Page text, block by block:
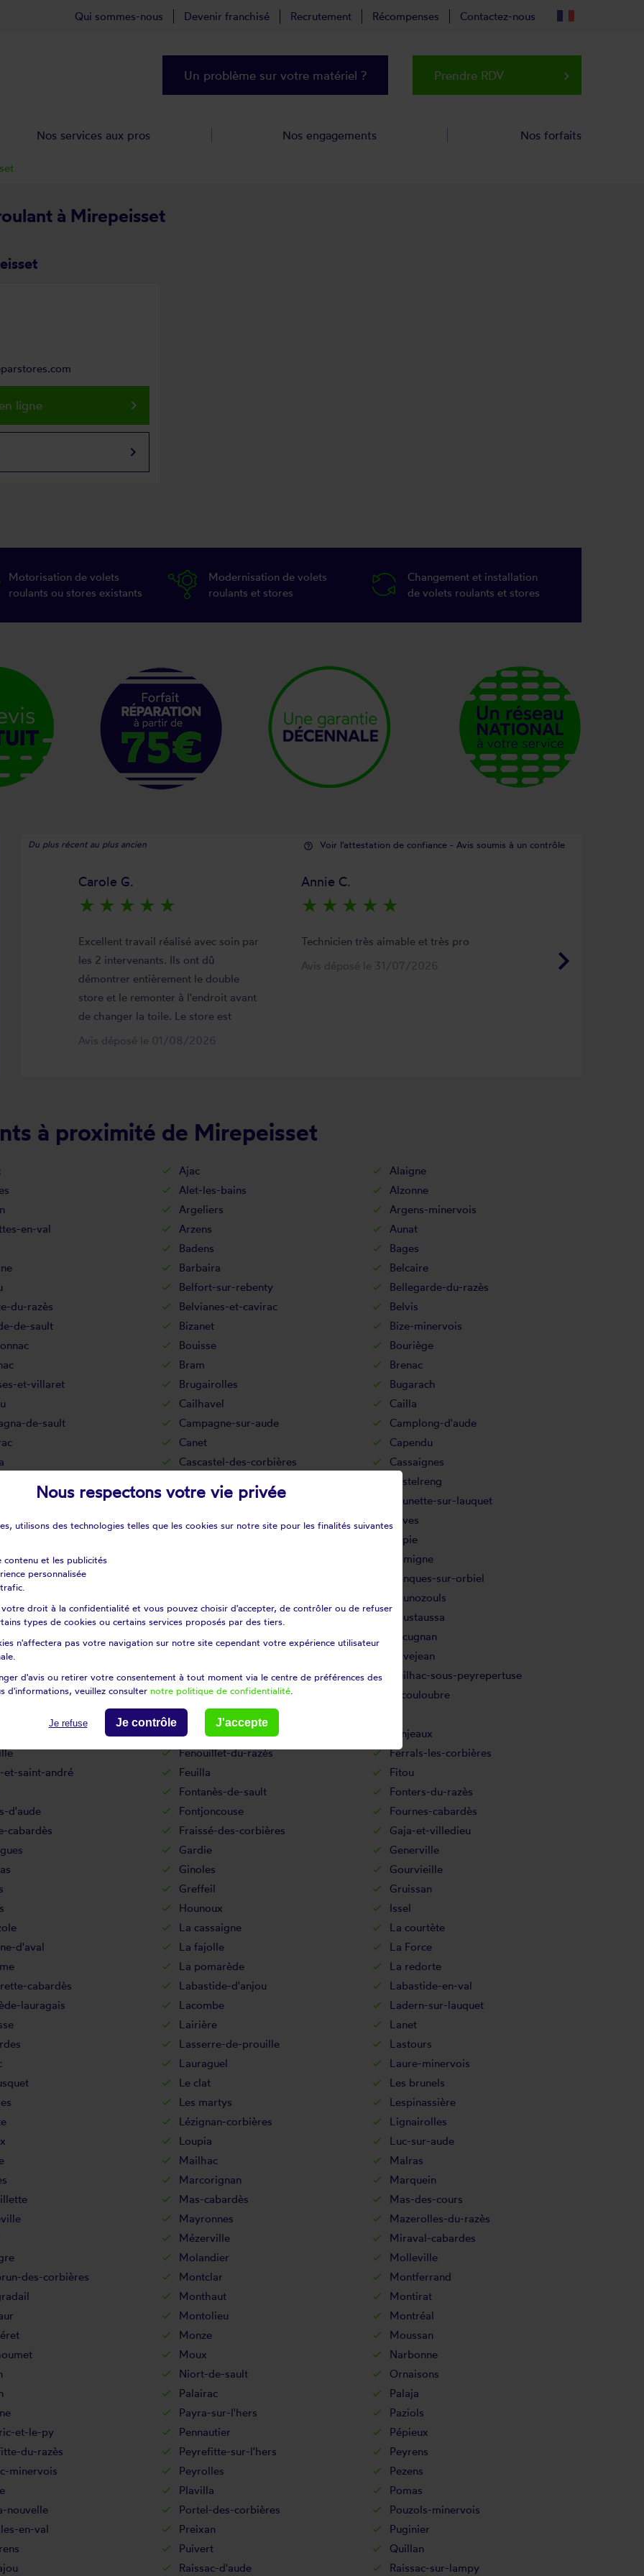
à Mirepeisset
ligne keyboard_arrow_right
keyboard_arrow_right
Motorisation de volets
roulants ou stores existants
Modernisation de volets
roulants et stores
Changement et installation
de volets roulants et stores
Du plus récent au plus ancien help_outline Voir l'attestation de confiance - Avis soumis à un contrôle
keyboard_arrow_right
Carole G.
star_rate star_rate star_rate star_rate star_rate
Excellent travail réalisé avec soin par
les 2 intervenants. Ils ont dû
démontrer entièrement le double
store et le remonter à l'endroit avant
de changer la toile. Le store est
maintenant comme neuf, parfaitement
Avis déposé le 01/08/2026
Annie C.
star_rate star_rate star_rate star_rate star_rate
Technicien très aimable et très pro
Avis déposé le 31/07/2026
à proximité de Mirepeisset
Ajac
Alaigne
Alet-les-bains
Alzonne
Argeliers
Argens-minervois
en-val Arzens
Aunat
Badens
Bages
Barbaira
Belcaire
Belfort-sur-rebenty
Bellegarde-du-razès
du-razès Belvianes-et-cavirac
Belvis
de-sault Bizanet
Bize-minervois
Bouisse
Bouriège
Bram
Brenac
et-villaret Brugairolles
Bugarach
Cailhavel
Cailla
de-sault Campagne-sur-aude
Camplong-d'aude
Canet
Capendu
Cascastel-des-corbières
Cassaignes
Castelreng
Caunes-minervois
Caunette-sur-lauquet
sauzens Cavanac
Caves
Cépie
Comigne
corbières
Conques-sur-orbiel
Counozouls
Courtauly
Coustaussa
Cubières-sur-cinoble
Cucugnan
Davejean
Douzens
Duilhac-sous-peyrepertuse
et-castelmaure Escales
Escouloubre
Espezel
Fajac-la-relenque
Fanjeaux
Fenouillet-du-razès
Ferrals-les-corbières
et-saint-andré Feuilla
Fitou
Fontanès-de-sault
Fonters-du-razès
d'aude Fontjoncouse
Fournes-cabardès
cabardès Fraissé-des-corbières
Gaja-et-villedieu
Gardie
Generville
Ginoles
Gourvieille
Greffeil
Gruissan
Hounoux
Issel
La cassaigne
La courtète
d'aval La fajolle
La Force
La pomarède
La redorte
cabardès Labastide-d'anjou
Labastide-en-val
lauragais Lacombe
Ladern-sur-lauquet
Lairière
Lanet
Lasserre-de-prouille
Lastours
Lauraguel
Laure-minervois
Le clat
Les brunels
Les martys
Lespinassière
Lézignan-corbières
Lignairolles
Loupia
Luc-sur-aude
Mailhac
Malras
Marcorignan
Marquein
Mas-cabardès
Mas-des-cours
Mayronnes
Mazerolles-du-razès
Mézerville
Miraval-cabardes
Molandier
Molleville
des-corbières Montclar
Montferrand
Monthaut
Montirat
Montolieu
Montréal
Monze
Moussan
Moux
Narbonne
Niort-de-sault
Ornaisons
Palairac
Palaja
Payra-sur-l'hers
Paziols
et-le-py Pennautier
Pépieux
du-razès Peyrefitte-sur-l'hers
Peyrens
minervois Peyrolles
Pezens
Plavilla
Pomas
nouvelle Portel-des-corbières
Pouzols-minervois
en-val Preixan
Puginier
Puivert
Quillan
Raissac-d'aude Raissac-sur-lampy
Qui sommes-nous Devenir franchisé Recrutement Récompenses Contactez-nous
Un problème sur votre matériel ? Prendre RDV keyboard_arrow_right
Nos services aux pros Nos engagements Nos forfaits
Nous respectons votre vie privée
utilisons des technologies telles que les cookies sur notre site pour les finalités suivantes
contenu et les publicités
personnalisée
votre droit à la confidentialité et vous pouvez choisir d'accepter, de contrôler ou de refuser
types de cookies ou certains services proposés par des tiers.
n'affectera pas votre navigation sur notre site cependant votre expérience utilisateur
d'avis ou retirer votre consentement à tout moment via le centre de préférences des
d'informations, veuillez consulter notre politique de confidentialité
Je refuse Je contrôle J'accepte